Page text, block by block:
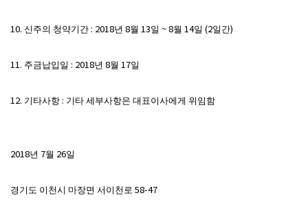
10. 신주의 청약기간 : 2018년 8월 13일 ~ 8월 14일 (2일간)
11. 주금납입일 : 2018년 8월 17일
12. 기타사항 : 기타 세부사항은 대표이사에게 위임함
2018년 7월 26일
경기도 이천시 마장면 서이천로 58-47